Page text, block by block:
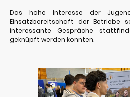
Das hohe Interesse der
Einsatzbereitschaft der Betriebe
interessante Gespräche
geknüpft werden konnten.